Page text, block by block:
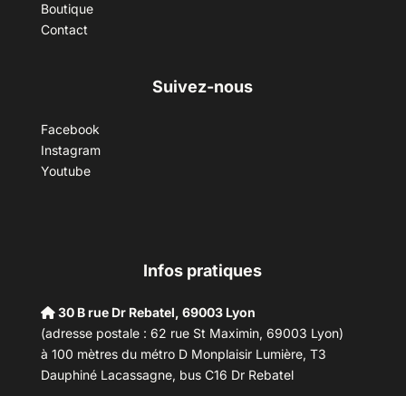
Boutique
Contact
Suivez-nous
Facebook
Instagram
Youtube
Infos pratiques
30 B rue Dr Rebatel, 69003 Lyon
(adresse postale : 62 rue St Maximin, 69003 Lyon)
à 100 mètres du métro D Monplaisir Lumière, T3
Dauphiné Lacassagne, bus C16 Dr Rebatel